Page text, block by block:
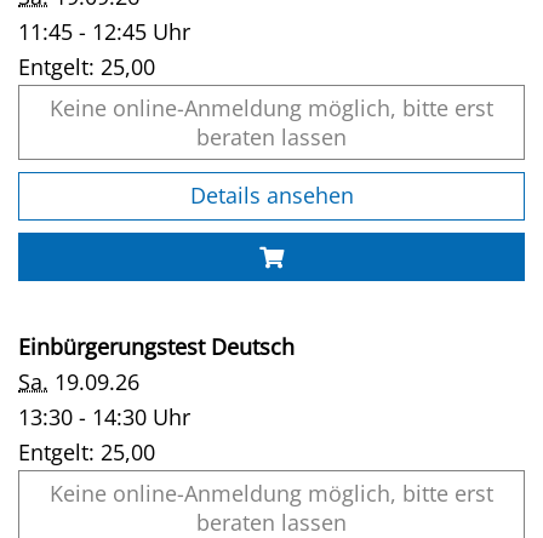
11:45 - 12:45 Uhr
Entgelt: 25,00
Keine online-Anmeldung möglich, bitte erst
beraten lassen
Details ansehen
Einbürgerungstest Deutsch
Sa. 19.09.26
13:30 - 14:30 Uhr
Entgelt: 25,00
Keine online-Anmeldung möglich, bitte erst
beraten lassen